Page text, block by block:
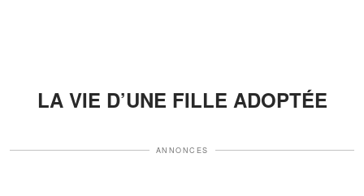
LA VIE D’UNE FILLE ADOPTÉE
ANNONCES